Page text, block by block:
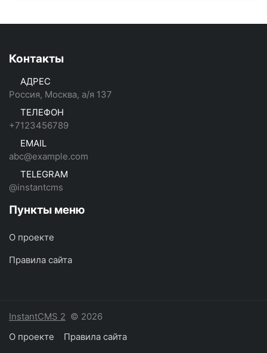
Контакты
АДРЕС
Россия, Москва, а/я 137
ТЕЛЕФОН
+7123456789
EMAIL
abc@example.com
TELEGRAM
@instantcms
Пункты меню
О проекте
Правила сайта
InstantCMS 2 © 2026
О проекте
Правила сайта